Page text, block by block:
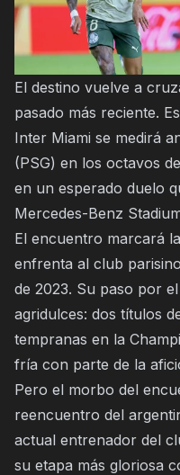
El destino vuelve a
pasado más reciente.
Inter Miami se medirá
(PSG) en los octavos
en un esperado duelo
Mercedes-Benz
El encuentro marcará
enfrenta al club
de 2023. Su paso por
agridulces: dos títulos
tempranas en la
fría con parte de la
Pero el morbo del
reencuentro del
actual entrenador del
su etapa más gloriosa